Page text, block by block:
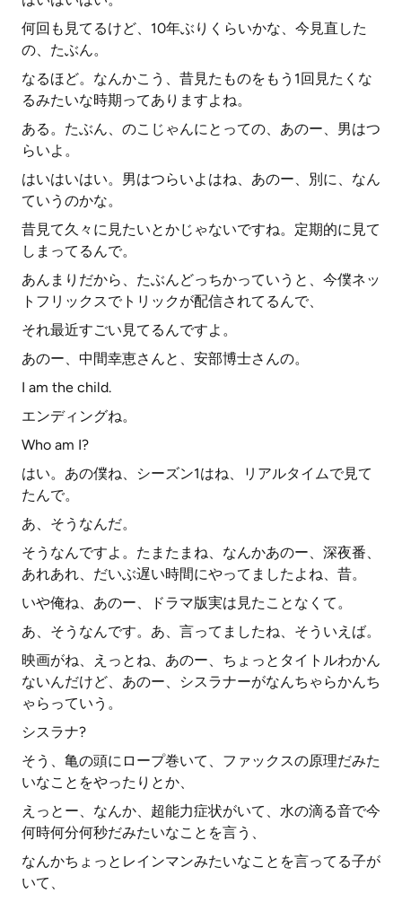
何回も見てるけど、10年ぶりくらいかな、今見直した
の、たぶん。
なるほど。なんかこう、昔見たものをもう1回見たくな
るみたいな時期ってありますよね。
ある。たぶん、のこじゃんにとっての、あのー、男はつ
らいよ。
はいはいはい。男はつらいよはね、あのー、別に、なん
ていうのかな。
昔見て久々に見たいとかじゃないですね。定期的に見て
しまってるんで。
あんまりだから、たぶんどっちかっていうと、今僕ネッ
トフリックスでトリックが配信されてるんで、
それ最近すごい見てるんですよ。
あのー、中間幸恵さんと、安部博士さんの。
I am the child.
エンディングね。
Who am I?
はい。あの僕ね、シーズン1はね、リアルタイムで見て
たんで。
あ、そうなんだ。
そうなんですよ。たまたまね、なんかあのー、深夜番、
あれあれ、だいぶ遅い時間にやってましたよね、昔。
いや俺ね、あのー、ドラマ版実は見たことなくて。
あ、そうなんです。あ、言ってましたね、そういえば。
映画がね、えっとね、あのー、ちょっとタイトルわかん
ないんだけど、あのー、シスラナーがなんちゃらかんち
ゃらっていう。
シスラナ?
そう、亀の頭にロープ巻いて、ファックスの原理だみた
いなことをやったりとか、
えっとー、なんか、超能力症状がいて、水の滴る音で今
何時何分何秒だみたいなことを言う、
なんかちょっとレインマンみたいなことを言ってる子が
いて、